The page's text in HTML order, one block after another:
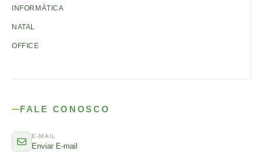
INFORMÁTICA
NATAL
OFFICE
FALE CONOSCO
E-MAIL
Enviar E-mail